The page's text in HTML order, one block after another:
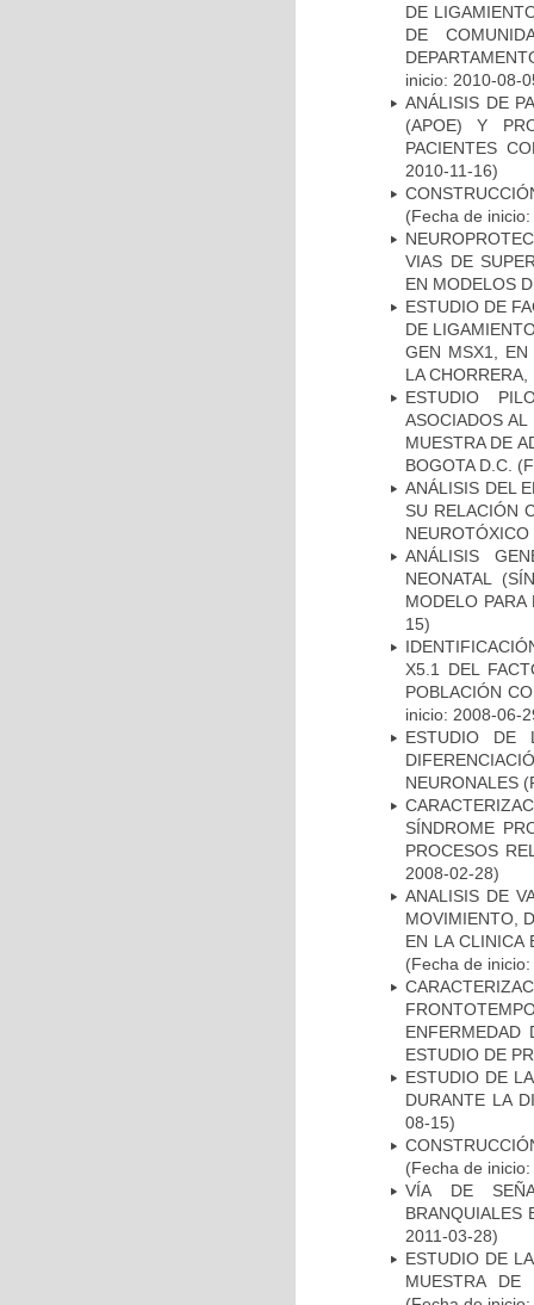
DE
DE
inicio: 2010-08-
ANÁLISIS DE
(APOE) Y
PACIENTES
2010-11-16)
(Fecha de
VIAS DE
EN MODELOS
ESTUDIO DE
DE
GEN MSX1, EN
LA
ESTUDIO
ASOCIADOS
MUESTRA DE
BOGOTA D.C.
ANÁLISIS DEL
SU RELACIÓN
NEUROTÓXICO
ANÁLISIS
NEONATAL
MODELO
15)
X5.1 DEL
POBLACIÓN
inicio: 2008-06-
ESTUDIO DE
NEURONALES
SÍNDROME
PROCESOS
2008-02-28)
ANALISIS DE
MOVIMIENTO,
EN LA CLINICA
(Fecha de
ENFERMEDAD
ESTUDIO DE
ESTUDIO DE
DURANTE LA
08-15)
(Fecha de
VÍA DE
BRANQUIALES
2011-03-28)
ESTUDIO DE
MUESTRA DE